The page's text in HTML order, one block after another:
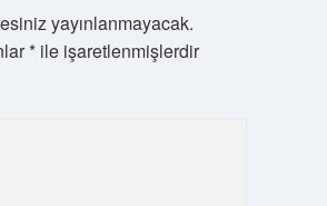
yayınlanmayacak.
*ile işaretlenmişlerdir